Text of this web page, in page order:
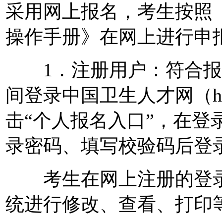
采用网上报名，考生按照
操作手册》在网上进行申
1．注册用户：符合报
间登录中国卫生人才网（
击“个人报名入口”，在登
录密码、填写校验码后登
考生在网上注册的登
统进行修改、查看、打印